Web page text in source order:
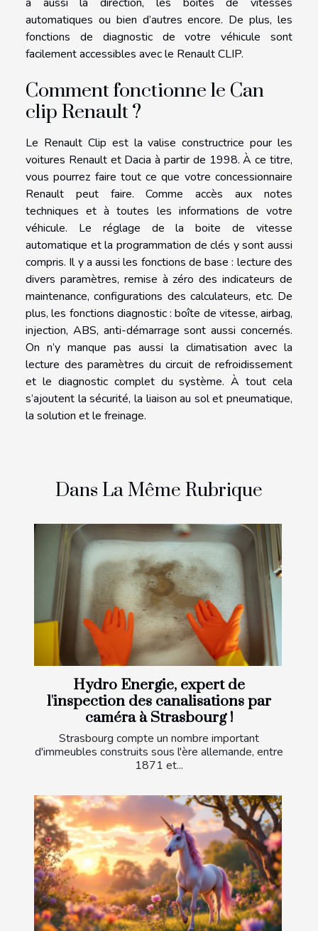
automatiques ou bien d’autres encore. De plus, les
fonctions de diagnostic de votre véhicule sont
facilement accessibles avec le Renault CLIP.
Comment fonctionne le Can
clip Renault ?
Le Renault Clip est la valise constructrice pour les
voitures Renault et Dacia à partir de 1998. À ce titre,
vous pourrez faire tout ce que votre concessionnaire
Renault peut faire. Comme accès aux notes
techniques et à toutes les informations de votre
véhicule. Le réglage de la boite de vitesse
automatique et la programmation de clés y sont aussi
compris. Il y a aussi les fonctions de base : lecture des
divers paramètres, remise à zéro des indicateurs de
maintenance, configurations des calculateurs, etc. De
plus, les fonctions diagnostic : boîte de vitesse, airbag,
injection, ABS, anti-démarrage sont aussi concernés.
On n’y manque pas aussi la climatisation avec la
lecture des paramètres du circuit de refroidissement
et le diagnostic complet du système. À tout cela
s’ajoutent la sécurité, la liaison au sol et pneumatique,
la solution et le freinage.
Dans La Même Rubrique
Hydro Energie, expert de
l'inspection des canalisations par
caméra à Strasbourg !
Strasbourg compte un nombre important
d'immeubles construits sous l'ère allemande, entre
1871 et...